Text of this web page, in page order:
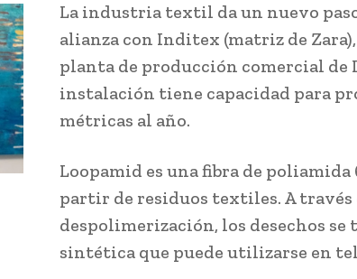
La industria textil da un nuevo
alianza con Inditex (matriz de
planta de producción comercial de
instalación tiene capacidad para
métricas al año.
Loopamid es una fibra de
partir de residuos textiles. A través
despolimerización, los desechos
sintética que puede utilizarse en